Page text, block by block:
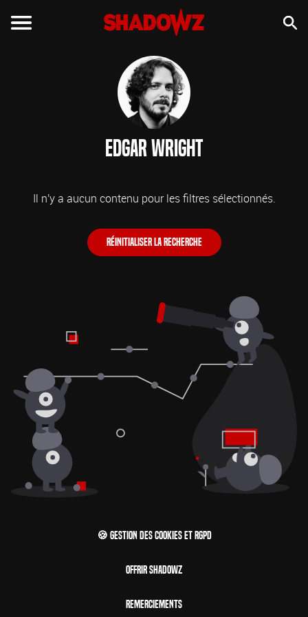
Edgar Wright
Il n'y a aucun contenu pour les filtres sélectionnés.
Réinitialiser la recherche
🍪 Gestion des cookies et RGPD
Offrir Shadowz
Remerciements